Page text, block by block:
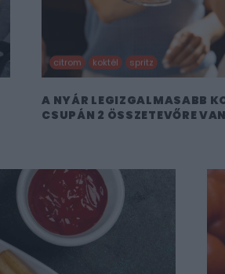
citrom koktél spritz
A NYÁR LEGIZGALMASABB
CSUPÁN 2 ÖSSZETEVŐRE